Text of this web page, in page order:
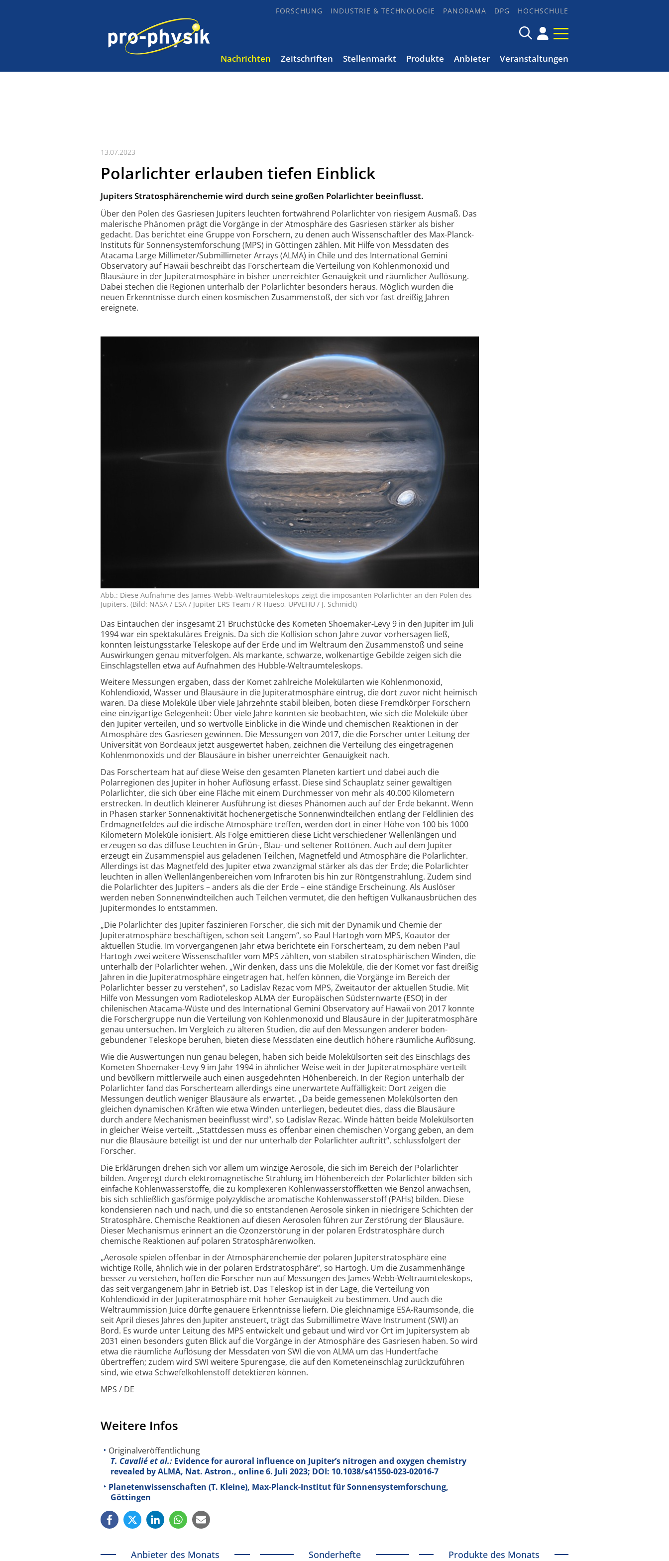
FORSCHUNG INDUSTRIE & TECHNOLOGIE PANORAMA DPG HOCHSCHULE
Nachrichten Zeitschriften Stellenmarkt Produkte Anbieter Veranstaltungen
13.07.2023
Polarlichter erlauben tiefen Einblick
Jupiters Stratosphärenchemie wird durch seine großen Polarlichter beeinflusst.
Über den Polen des Gasriesen Jupiters leuchten fortwährend Polarlichter von riesigem Ausmaß. Das
malerische Phänomen prägt die Vorgänge in der Atmosphäre des Gasriesen stärker als bisher
gedacht. Das berichtet eine Gruppe von Forschern, zu denen auch Wissenschaftler des Max-Planck-
Instituts für Sonnen­system­forschung (MPS) in Göttingen zählen. Mit Hilfe von Messdaten des
Atacama Large Millimeter/Submillimeter Arrays (ALMA) in Chile und des International Gemini
Observatory auf Hawaii beschreibt das Forscherteam die Verteilung von Kohlen­monoxid und
Blausäure in der Jupiter­atmosphäre in bisher unerreichter Genauigkeit und räumlicher Auflösung.
Dabei stechen die Regionen unterhalb der Polarlichter besonders heraus. Möglich wurden die
neuen Erkenntnisse durch einen kosmischen Zusammen­stoß, der sich vor fast dreißig Jahren
ereignete.
Abb.: Diese Aufnahme des James-Webb-Weltraumteleskops zeigt die imposanten Polarlichter an den Polen des
Jupiters. (Bild: NASA / ESA / Jupiter ERS Team / R Hueso, UPVEHU / J. Schmidt)
Das Eintauchen der insgesamt 21 Bruchstücke des Kometen Shoemaker-Levy 9 in den Jupiter im Juli
1994 war ein spektakuläres Ereignis. Da sich die Kollision schon Jahre zuvor vorhersagen ließ,
konnten leistungs­starke Teleskope auf der Erde und im Weltraum den Zusammenstoß und seine
Auswirkungen genau mitverfolgen. Als markante, schwarze, wolkenartige Gebilde zeigen sich die
Einschlag­stellen etwa auf Aufnahmen des Hubble-Weltraum­teleskops.
Weitere Messungen ergaben, dass der Komet zahlreiche Molekülarten wie Kohlenmonoxid,
Kohlendioxid, Wasser und Blausäure in die Jupiter­atmosphäre eintrug, die dort zuvor nicht heimisch
waren. Da diese Moleküle über viele Jahrzehnte stabil bleiben, boten diese Fremdkörper Forschern
eine einzig­artige Gelegenheit: Über viele Jahre konnten sie beobachten, wie sich die Moleküle über
den Jupiter verteilen, und so wertvolle Einblicke in die Winde und chemischen Reaktionen in der
Atmosphäre des Gasriesen gewinnen. Die Messungen von 2017, die die Forscher unter Leitung der
Universität von Bordeaux jetzt ausgewertet haben, zeichnen die Verteilung des eingetragenen
Kohlen­monoxids und der Blausäure in bisher unerreichter Genauigkeit nach.
Das Forscherteam hat auf diese Weise den gesamten Planeten kartiert und dabei auch die
Polarregionen des Jupiter in hoher Auflösung erfasst. Diese sind Schauplatz seiner gewaltigen
Polarlichter, die sich über eine Fläche mit einem Durchmesser von mehr als 40.000 Kilometern
erstrecken. In deutlich kleinerer Ausführung ist dieses Phänomen auch auf der Erde bekannt. Wenn
in Phasen starker Sonnen­aktivität hoch­energetische Sonnenwindteilchen entlang der Feldlinien des
Erdmagnetfeldes auf die irdische Atmosphäre treffen, werden dort in einer Höhe von 100 bis 1000
Kilometern Moleküle ionisiert. Als Folge emittieren diese Licht verschiedener Wellenlängen und
erzeugen so das diffuse Leuchten in Grün-, Blau- und seltener Rottönen. Auch auf dem Jupiter
erzeugt ein Zusammenspiel aus geladenen Teilchen, Magnetfeld und Atmosphäre die Polarlichter.
Allerdings ist das Magnetfeld des Jupiter etwa zwanzigmal stärker als das der Erde; die Polarlichter
leuchten in allen Wellenlängen­bereichen vom Infraroten bis hin zur Röntgen­strahlung. Zudem sind
die Polarlichter des Jupiters – anders als die der Erde – eine ständige Erscheinung. Als Auslöser
werden neben Sonnenwind­teilchen auch Teilchen vermutet, die den heftigen Vulkan­ausbrüchen des
Jupiter­mondes Io entstammen.
„Die Polarlichter des Jupiter faszinieren Forscher, die sich mit der Dynamik und Chemie der
Jupiteratmosphäre beschäftigen, schon seit Langem“, so Paul Hartogh vom MPS, Koautor der
aktuellen Studie. Im vorvergangenen Jahr etwa berichtete ein Forscherteam, zu dem neben Paul
Hartogh zwei weitere Wissenschaftler vom MPS zählten, von stabilen stratosphärischen Winden, die
unterhalb der Polarlichter wehen. „Wir denken, dass uns die Moleküle, die der Komet vor fast dreißig
Jahren in die Jupiter­atmosphäre eingetragen hat, helfen können, die Vorgänge im Bereich der
Polarlichter besser zu verstehen“, so Ladislav Rezac vom MPS, Zweitautor der aktuellen Studie. Mit
Hilfe von Messungen vom Radio­teleskop ALMA der Europäischen Süd­sternwarte (ESO) in der
chilenischen Atacama-Wüste und des International Gemini Observatory auf Hawaii von 2017 konnte
die Forschergruppe nun die Verteilung von Kohlenmonoxid und Blausäure in der Jupiter­atmosphäre
genau untersuchen. Im Vergleich zu älteren Studien, die auf den Messungen anderer boden­
gebundener Teleskope beruhen, bieten diese Messdaten eine deutlich höhere räumliche Auflösung.
Wie die Auswertungen nun genau belegen, haben sich beide Molekülsorten seit des Einschlags des
Kometen Shoemaker-Levy 9 im Jahr 1994 in ähnlicher Weise weit in der Jupiter­atmosphäre verteilt
und bevölkern mittlerweile auch einen ausgedehnten Höhenbereich. In der Region unterhalb der
Polarlichter fand das Forscher­team allerdings eine unerwartete Auffälligkeit: Dort zeigen die
Messungen deutlich weniger Blausäure als erwartet. „Da beide gemessenen Molekülsorten den
gleichen dynamischen Kräften wie etwa Winden unterliegen, bedeutet dies, dass die Blausäure
durch andere Mechanismen beeinflusst wird“, so Ladislav Rezac. Winde hätten beide Molekül­sorten
in gleicher Weise verteilt. „Stattdessen muss es offenbar einen chemischen Vorgang geben, an dem
nur die Blausäure beteiligt ist und der nur unterhalb der Polarlichter auftritt“, schlussfolgert der
Forscher.
Die Erklärungen drehen sich vor allem um winzige Aerosole, die sich im Bereich der Polarlichter
bilden. Angeregt durch elektro­magnetische Strahlung im Höhenbereich der Polarlichter bilden sich
einfache Kohlenwasserstoffe, die zu komplexeren Kohlenwasserstoffketten wie Benzol anwachsen,
bis sich schließlich gasförmige polyzyklische aromatische Kohlen­wasserstoff (PAHs) bilden. Diese
kondensieren nach und nach, und die so entstandenen Aerosole sinken in niedrigere Schichten der
Stratosphäre. Chemische Reaktionen auf diesen Aerosolen führen zur Zerstörung der Blausäure.
Dieser Mechanismus erinnert an die Ozonzerstörung in der polaren Erdstratosphäre durch
chemische Reaktionen auf polaren Stratosphären­wolken.
„Aerosole spielen offenbar in der Atmosphärenchemie der polaren Jupiterstratosphäre eine
wichtige Rolle, ähnlich wie in der polaren Erdstratosphäre“, so Hartogh. Um die Zusammenhänge
besser zu verstehen, hoffen die Forscher nun auf Messungen des James-Webb-Weltraum­teleskops,
das seit vergangenem Jahr in Betrieb ist. Das Teleskop ist in der Lage, die Verteilung von
Kohlendioxid in der Jupiteratmosphäre mit hoher Genauigkeit zu bestimmen. Und auch die
Weltraummission Juice dürfte genauere Erkenntnisse liefern. Die gleichnamige ESA-Raumsonde, die
seit April dieses Jahres den Jupiter ansteuert, trägt das Submillimetre Wave Instrument (SWI) an
Bord. Es wurde unter Leitung des MPS entwickelt und gebaut und wird vor Ort im Jupitersystem ab
2031 einen besonders guten Blick auf die Vorgänge in der Atmosphäre des Gasriesen haben. So wird
etwa die räumliche Auflösung der Messdaten von SWI die von ALMA um das Hundertfache
übertreffen; zudem wird SWI weitere Spurengase, die auf den Kometen­einschlag zurückzuführen
sind, wie etwa Schwefel­kohlenstoff detektieren können.
MPS / DE
Weitere Infos
Originalveröffentlichung
T. Cavalié et al.: Evidence for auroral influence on Jupiter’s nitrogen and oxygen chemistry
revealed by ALMA, Nat. Astron., online 6. Juli 2023; DOI: 10.1038/s41550-023-02016-7
Planetenwissenschaften (T. Kleine), Max-Planck-Institut für Sonnensystemforschung,
Göttingen
Anbieter des Monats Sonderhefte Produkte des Monats